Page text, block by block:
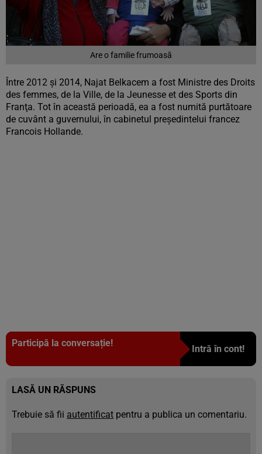
Are o familie frumoasă
Între 2012 şi 2014, Najat Belkacem a fost Ministre des Droits
des femmes, de la Ville, de la Jeunesse et des Sports din
Franţa. Tot în această perioadă, ea a fost numită purtătoare
de cuvânt a guvernului, în cabinetul preşedintelui francez
Francois Hollande.
Participă la conversație!
Intră în cont!
LASĂ UN RĂSPUNS
Trebuie să fii autentificat pentru a publica un comentariu.